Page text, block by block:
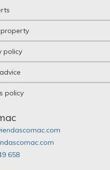
policy
policy
658